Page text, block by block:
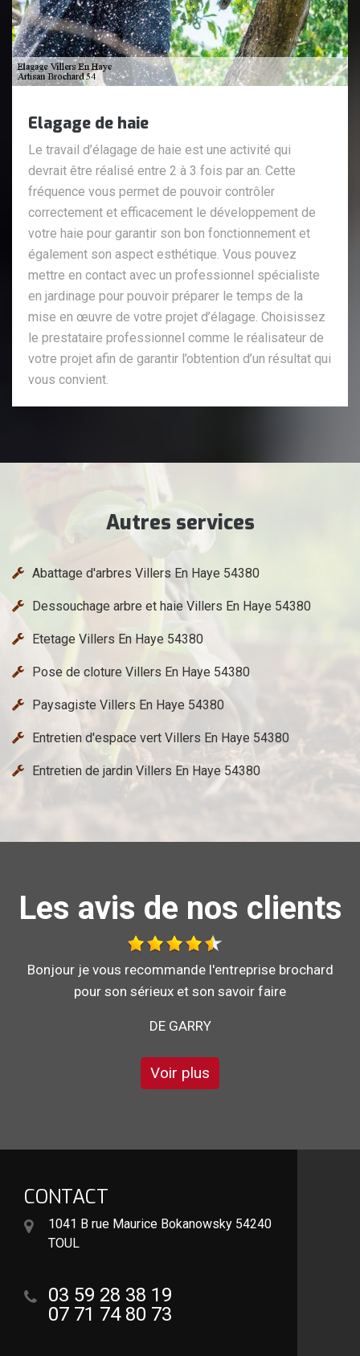
Elagage de haie
Le travail d’élagage de haie est une activité qui
devrait être réalisé entre 2 à 3 fois par an. Cette
fréquence vous permet de pouvoir contrôler
correctement et efficacement le développement de
votre haie pour garantir son bon fonctionnement et
également son aspect esthétique. Vous pouvez
mettre en contact avec un professionnel spécialiste
en jardinage pour pouvoir préparer le temps de la
mise en œuvre de votre projet d’élagage. Choisissez
le prestataire professionnel comme le réalisateur de
votre projet afin de garantir l’obtention d’un résultat qui
vous convient.
Autres services
Abattage d'arbres Villers En Haye 54380
Dessouchage arbre et haie Villers En Haye 54380
Etetage Villers En Haye 54380
Pose de cloture Villers En Haye 54380
Paysagiste Villers En Haye 54380
Entretien d'espace vert Villers En Haye 54380
Entretien de jardin Villers En Haye 54380
Les avis de nos clients
Bonjour je vous recommande l'entreprise brochard
Voir plus
CONTACT
1041 B rue Maurice Bokanowsky 54240
TOUL
03 59 28 38 19
07 71 74 80 73